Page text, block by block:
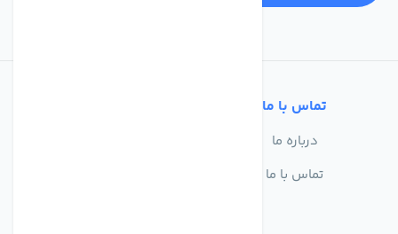
تماس با ما
درباره ما
تماس با ما